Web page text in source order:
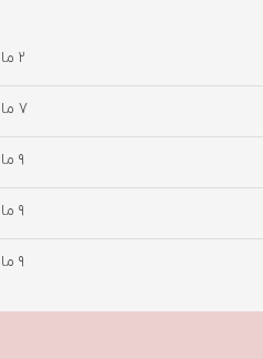
2 ماه پیش
7 ماه پیش
9 ماه پیش
9 ماه پیش
9 ماه پیش